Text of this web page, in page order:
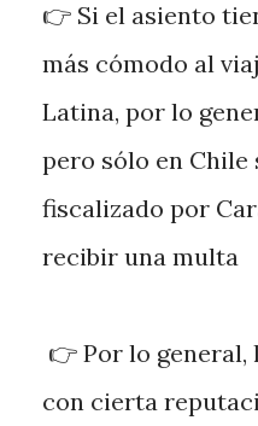
👉 Si el asiento
más cómodo al
Latina, por lo
pero sólo en Chile
fiscalizado por
recibir una multa
👉 Por lo general,
con cierta